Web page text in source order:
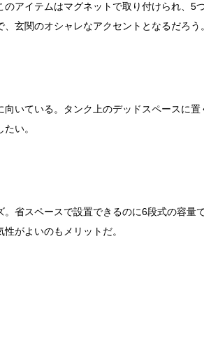
アイテムはマグネットで取り付けられ、5
玄関のオシャレなアクセントとなるだろう。
いている。タンク上のデッドスペースに置
い。
省スペースで設置できるのに6段式の容量で
がよいのもメリットだ。